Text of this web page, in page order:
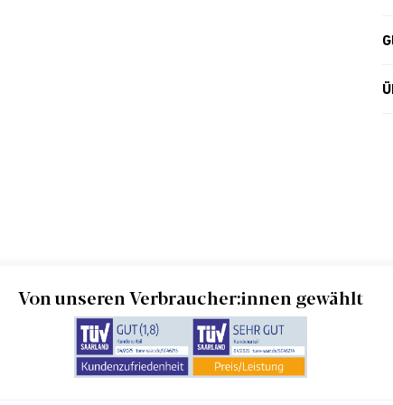
Von unseren Verbraucher:innen gewählt